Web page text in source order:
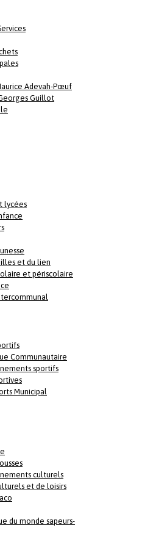
Adevah-Pœuf
Guillot
lycées
et du lien
et périscolaire
Communautaire
sportifs
Municipal
culturels
et de loisirs
du monde sapeurs-